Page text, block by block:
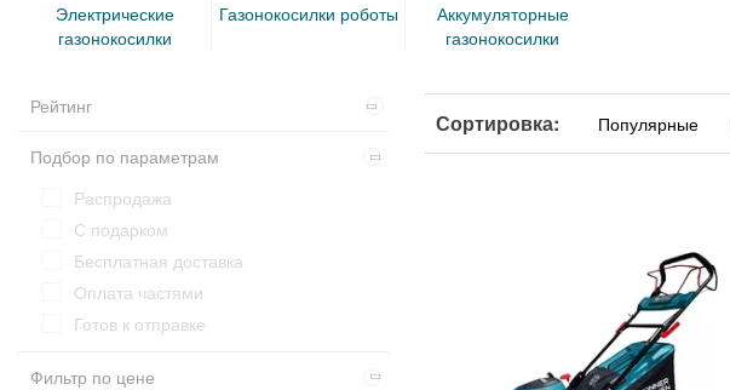
электрические
газонокосилки
газонокосилки роботы
аккумуляторные
газонокосилки
Рейтинг
Подбор по параметрам
Распродажа
С подарком
Бесплатная доставка
Оплата частями
Готов к отправке
Фильтр по цене
Сортировка: Популярные